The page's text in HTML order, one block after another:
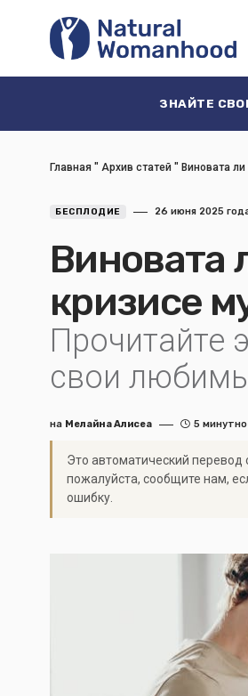
ЗНАЙТЕ
Главная " Архив статей " Виновата
БЕСПЛОДИЕ 26 июня 2025
Виновата
кризисе
Прочитайте
свои
на Мелайна Алисеа 5
Это автоматический перевод
пожалуйста, сообщите нам,
ошибку.